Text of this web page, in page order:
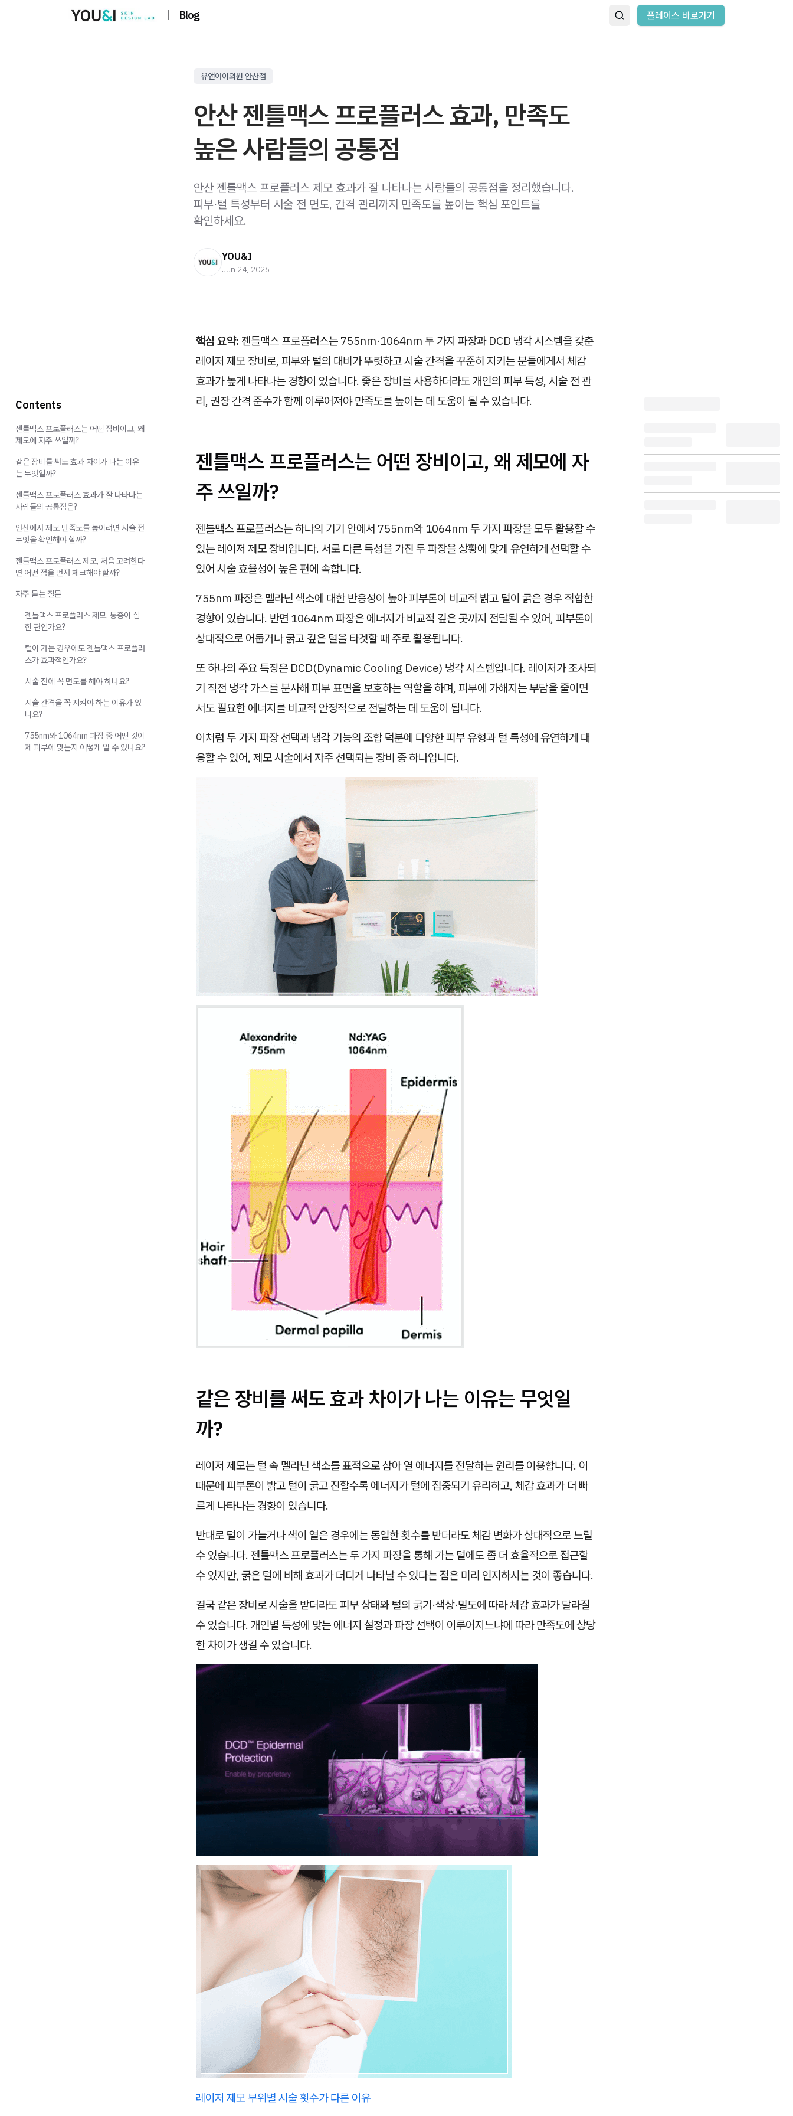
| Blog 플레이스 바로가기
유앤아이의원 안산점
안산 젠틀맥스 프로플러스 효과, 만족도
높은 사람들의 공통점
안산 젠틀맥스 프로플러스 제모 효과가 잘 나타나는 사람들의 공통점을 정리했습니다.
피부·털 특성부터 시술 전 면도, 간격 관리까지 만족도를 높이는 핵심 포인트를
확인하세요.
YOU&I
Jun 24, 2026
핵심 요약: 젠틀맥스 프로플러스는 755nm·1064nm 두 가지 파장과 DCD 냉각 시스템을 갖춘
레이저 제모 장비로, 피부와 털의 대비가 뚜렷하고 시술 간격을 꾸준히 지키는 분들에게서 체감
효과가 높게 나타나는 경향이 있습니다. 좋은 장비를 사용하더라도 개인의 피부 특성, 시술 전 관
리, 권장 간격 준수가 함께 이루어져야 만족도를 높이는 데 도움이 될 수 있습니다.
젠틀맥스 프로플러스는 어떤 장비이고, 왜 제모에 자
주 쓰일까?
젠틀맥스 프로플러스는 하나의 기기 안에서 755nm와 1064nm 두 가지 파장을 모두 활용할 수
있는 레이저 제모 장비입니다. 서로 다른 특성을 가진 두 파장을 상황에 맞게 유연하게 선택할 수
있어 시술 효율성이 높은 편에 속합니다.
755nm 파장은 멜라닌 색소에 대한 반응성이 높아 피부톤이 비교적 밝고 털이 굵은 경우 적합한
경향이 있습니다. 반면 1064nm 파장은 에너지가 비교적 깊은 곳까지 전달될 수 있어, 피부톤이
상대적으로 어둡거나 굵고 깊은 털을 타겟할 때 주로 활용됩니다.
또 하나의 주요 특징은 DCD(Dynamic Cooling Device) 냉각 시스템입니다. 레이저가 조사되
기 직전 냉각 가스를 분사해 피부 표면을 보호하는 역할을 하며, 피부에 가해지는 부담을 줄이면
서도 필요한 에너지를 비교적 안정적으로 전달하는 데 도움이 됩니다.
이처럼 두 가지 파장 선택과 냉각 기능의 조합 덕분에 다양한 피부 유형과 털 특성에 유연하게 대
응할 수 있어, 제모 시술에서 자주 선택되는 장비 중 하나입니다.
같은 장비를 써도 효과 차이가 나는 이유는 무엇일
까?
레이저 제모는 털 속 멜라닌 색소를 표적으로 삼아 열 에너지를 전달하는 원리를 이용합니다. 이
때문에 피부톤이 밝고 털이 굵고 진할수록 에너지가 털에 집중되기 유리하고, 체감 효과가 더 빠
르게 나타나는 경향이 있습니다.
반대로 털이 가늘거나 색이 옅은 경우에는 동일한 횟수를 받더라도 체감 변화가 상대적으로 느릴
수 있습니다. 젠틀맥스 프로플러스는 두 가지 파장을 통해 가는 털에도 좀 더 효율적으로 접근할
수 있지만, 굵은 털에 비해 효과가 더디게 나타날 수 있다는 점은 미리 인지하시는 것이 좋습니다.
결국 같은 장비로 시술을 받더라도 피부 상태와 털의 굵기·색상·밀도에 따라 체감 효과가 달라질
수 있습니다. 개인별 특성에 맞는 에너지 설정과 파장 선택이 이루어지느냐에 따라 만족도에 상당
한 차이가 생길 수 있습니다.
레이저 제모 부위별 시술 횟수가 다른 이유
Contents
젠틀맥스 프로플러스는 어떤 장비이고, 왜
제모에 자주 쓰일까?
같은 장비를 써도 효과 차이가 나는 이유
는 무엇일까?
젠틀맥스 프로플러스 효과가 잘 나타나는
사람들의 공통점은?
안산에서 제모 만족도를 높이려면 시술 전
무엇을 확인해야 할까?
젠틀맥스 프로플러스 제모, 처음 고려한다
면 어떤 점을 먼저 체크해야 할까?
자주 묻는 질문
젠틀맥스 프로플러스 제모, 통증이 심
한 편인가요?
털이 가는 경우에도 젠틀맥스 프로플러
스가 효과적인가요?
시술 전에 꼭 면도를 해야 하나요?
시술 간격을 꼭 지켜야 하는 이유가 있
나요?
755nm와 1064nm 파장 중 어떤 것이
제 피부에 맞는지 어떻게 알 수 있나요?